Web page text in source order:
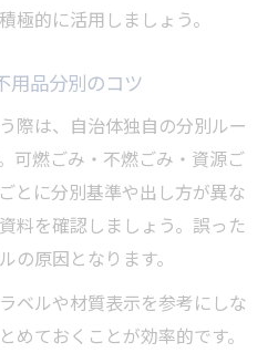
極的に活用しましょう。
用品分別のコツ
際は、自治体独自の分別ルー
可燃ごみ・不燃ごみ・資源ご
とに分別基準や出し方が異な
料を確認しましょう。誤った
の原因となります。
ベルや材質表示を参考にしな
めておくことが効率的です。